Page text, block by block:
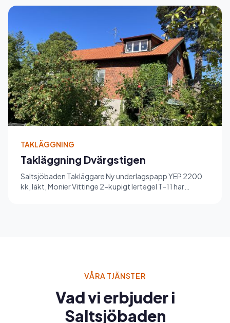
TAKLÄGGNING
Takläggning Dvärgstigen
Saltsjöbaden Takläggare Ny underlagspapp YEP 2200
kk, läkt, Monier Vittinge 2-kupigt lertegel T-11 har
VÅRA TJÄNSTER
Vad vi erbjuder i
Saltsjöbaden